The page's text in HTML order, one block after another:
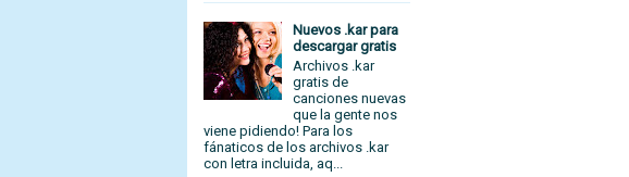
Nuevos .kar para
descargar gratis
Archivos .kar
gratis de
canciones nuevas
que la gente nos
viene pidiendo! Para los
fánaticos de los archivos .kar
con letra incluida, aq...